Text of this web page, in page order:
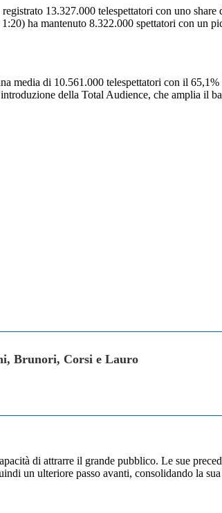
13.327.000 telespettatori con uno
ha mantenuto 8.322.000 spettatori con un
media di 10.561.000 telespettatori con il
della Total Audience, che amplia il
Brunori, Corsi e Lauro
di attrarre il grande pubblico. Le sue
un ulteriore passo avanti, consolidando la